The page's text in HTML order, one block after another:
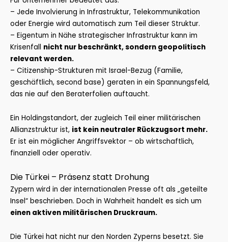
– Jede Involvierung in Infrastruktur, Telekommunikation
oder Energie wird automatisch zum Teil dieser Struktur.
– Eigentum in Nähe strategischer Infrastruktur kann im
Krisenfall nicht nur beschränkt, sondern geopolitisch
relevant werden.
– Citizenship-Strukturen mit Israel-Bezug (Familie,
geschäftlich, second base) geraten in ein Spannungsfeld,
das nie auf den Beraterfolien auftaucht.
Ein Holdingstandort, der zugleich Teil einer militärischen
Allianzstruktur ist, ist kein neutraler Rückzugsort mehr.
Er ist ein möglicher Angriffsvektor – ob wirtschaftlich,
finanziell oder operativ.
Die Türkei – Präsenz statt Drohung
Zypern wird in der internationalen Presse oft als „geteilte
Insel“ beschrieben. Doch in Wahrheit handelt es sich um
einen aktiven militärischen Druckraum.
Die Türkei hat nicht nur den Norden Zyperns besetzt. Sie